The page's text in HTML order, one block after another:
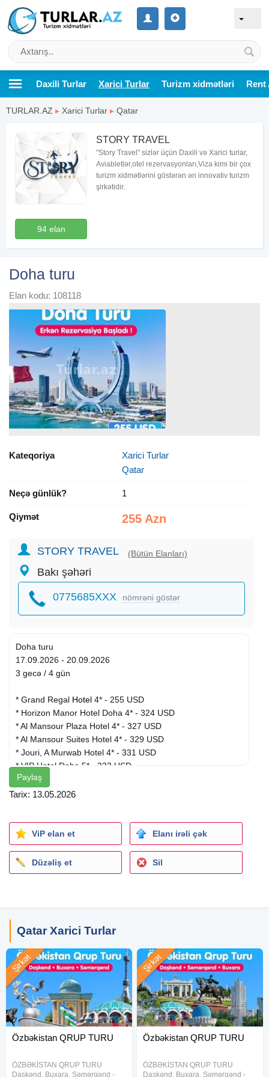
Daxili Turlar Xarici Turlar Turizm xidmətləri Rent
TURLAR.AZ ▸ Xarici Turlar ▸ Qatar
94 elan
STORY TRAVEL
"Story Travel" sizlər üçün Daxili və Xarici turlar,
Aviabletlər,otel rezervasyonları,Viza kimi bir çox
turizm xidmətlərini göstərən ən innovativ turizm
şirkətidir.
Doha turu
Elan kodu: 108118
Kateqoriya
Xarici Turlar
Qatar
Neçə günlük? 1
Qiymət 255 Azn
STORY TRAVEL (Bütün Elanları)
Bakı şəhəri
0775685XXX nömrəni göstər
Doha turu
17.09.2026 - 20.09.2026
3 gecə / 4 gün
* Grand Regal Hotel 4* - 255 USD
* Horizon Manor Hotel Doha 4* - 324 USD
* Al Mansour Plaza Hotel 4* - 327 USD
* Al Mansour Suites Hotel 4* - 329 USD
* Jouri, A Murwab Hotel 4* - 331 USD
* VIP Hotel Doha 5* - 333 USD
* Safir Doha Hotel 4* - 341 USD
* Hampton By Hilton Doha Old Town 3* - 343 USD
* Musherib Hotel 3* - 349 USD
* Tourist Hotel 3* - 351 USD
* C Hotel & Suites Doha 4* - 353 USD
* Golden Tulip Doha 5* - 355 USD
Qiymətlər 2 nəfərlik otaqda 1 nəfər üçün nəzərdə
tutulmuşdur
Tur paketə daxildir
Hoteldə gecələmə
Səhər yeməyi (BB)
Hotel daxilixidmətlər
Aviabilet
Transfer
10 kq əl yükü + 23 kq baqaj
Paylaş
Tarix: 13.05.2026
ViP elan et Elanı irəli çək
Düzəliş et Sil
Qatar Xarici Turlar
Özbəkistan QRUP TURU
ÖZBƏKİSTAN QRUP TURU
Daşkənd, Buxara, Səmərqənd -
Şirkət
Özbəkistan QRUP TURU
ÖZBƏKİSTAN QRUP TURU
Daşkənd, Buxara, Səmərqənd -
Şirkət